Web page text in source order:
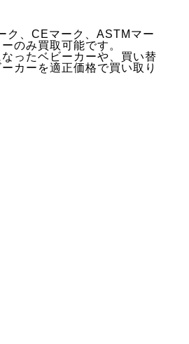
ク、CEマーク、ASTMマー
のみ買取可能です。
ったベビーカーや、買い替
カーを適正価格で買い取り